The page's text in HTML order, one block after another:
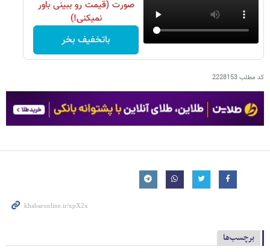
صورت (قیمت رو ببینی باور
نمیکنی!)
باتخفیف بخر
کد مطلب2228153
برچسب‌ها